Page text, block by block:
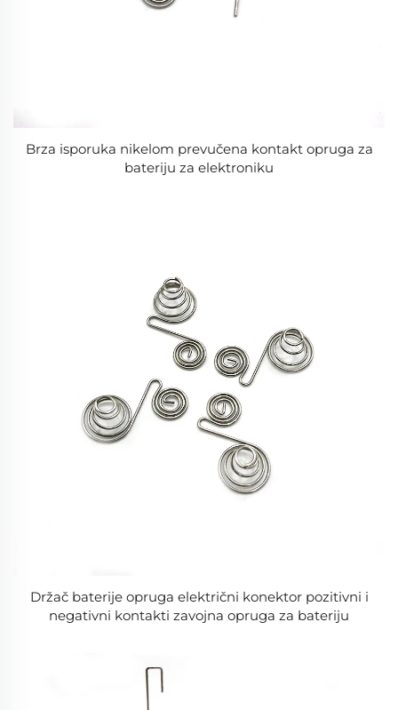
Brza isporuka nikelom prevučena kontakt opruga za
bateriju za elektroniku
Držač baterije opruga električni konektor pozitivni i
negativni kontakti zavojna opruga za bateriju